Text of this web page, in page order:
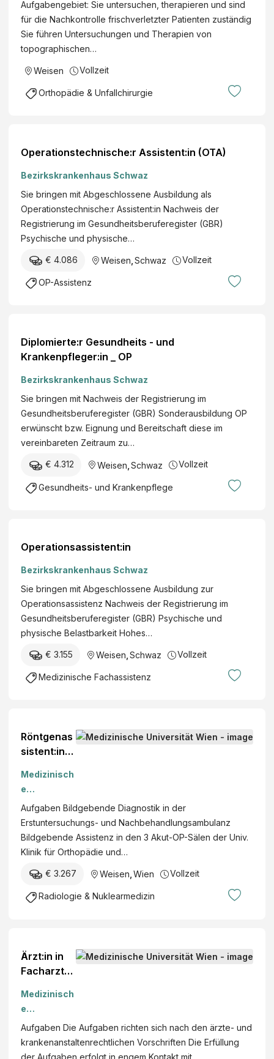
Aufgabengebiet: Sie untersuchen, therapieren und sind
für die Nachkontrolle frischverletzter Patienten zuständig
Sie führen Untersuchungen und Therapien von
topographischen…
Weisen Vollzeit
Orthopädie & Unfallchirurgie
Operationstechnische:r Assistent:in (OTA)
Bezirkskrankenhaus Schwaz
Sie bringen mit Abgeschlossene Ausbildung als
Operationstechnische:r Assistent:in Nachweis der
Registrierung im Gesundheitsberuferegister (GBR)
Psychische und physische…
€ 4.086 Weisen Schwaz Vollzeit
OP-Assistenz
Diplomierte:r Gesundheits - und
Krankenpfleger:in _ OP
Bezirkskrankenhaus Schwaz
Sie bringen mit Nachweis der Registrierung im
Gesundheitsberuferegister (GBR) Sonderausbildung OP
erwünscht bzw. Eignung und Bereitschaft diese im
vereinbareten Zeitraum zu…
€ 4.312 Weisen Schwaz Vollzeit
Gesundheits- und Krankenpflege
Operationsassistent:in
Bezirkskrankenhaus Schwaz
Sie bringen mit Abgeschlossene Ausbildung zur
Operationsassistenz Nachweis der Registrierung im
Gesundheitsberuferegister (GBR) Psychische und
physische Belastbarkeit Hohes…
€ 3.155 Weisen Schwaz Vollzeit
Medizinische Fachassistenz
Röntgenas
sistent:in
Medizinisch
e
Universität
Wien
Aufgaben Bildgebende Diagnostik in der
Erstuntersuchungs- und Nachbehandlungsambulanz
Bildgebende Assistenz in den 3 Akut-OP-Sälen der Univ.
Klinik für Orthopädie und…
€ 3.267 Weisen Wien Vollzeit
Radiologie & Nuklearmedizin
Ärzt:in in
Facharzta
im
Sonderfac
h
„Neurologi
Medizinisch
e
Universität
Wien
Aufgaben Die Aufgaben richten sich nach den ärzte- und
krankenanstaltenrechtlichen Vorschriften Die Erfüllung
der Aufgaben erfolgt in engem Kontakt mit